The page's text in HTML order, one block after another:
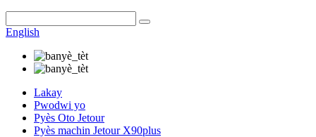
English
Lakay
Pwodwi yo
Pyès Oto Jetour
Pyès machin Jetour X90plus